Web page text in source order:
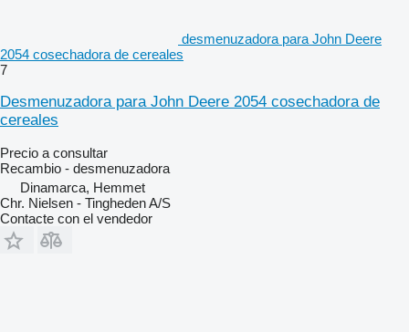
desmenuzadora para John Deere
2054 cosechadora de cereales
7
Desmenuzadora para John Deere 2054 cosechadora de
cereales
Precio a consultar
Recambio - desmenuzadora
Dinamarca, Hemmet
Chr. Nielsen - Tingheden A/S
Contacte con el vendedor